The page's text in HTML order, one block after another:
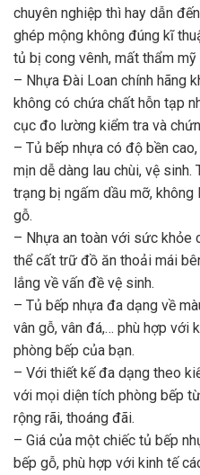
chuyên nghiệp thì hay dẫn
ghép mộng không đúng kĩ
tủ bị cong vênh, mất thẩm mỹ
– Nhựa Đài Loan chính hãng
không có chứa chất hỗn tạp
cục đo lường kiểm tra và
– Tủ bếp nhựa có độ bền
mịn dễ dàng lau chùi, vệ
trạng bị ngấm dầu mỡ,
gỗ.
– Nhựa an toàn với sức khỏe
thể cất trữ đồ ăn thoải mái
lắng về vấn đề vệ sinh.
– Tủ bếp nhựa đa dạng về
vân gỗ, vân đá,… phù hợp với
phòng bếp của bạn.
– Với thiết kế đa dạng theo
với mọi diện tích phòng bếp
rộng rãi, thoáng đãi.
– Giá của một chiếc tủ bếp
bếp gỗ, phù hợp với kinh tế